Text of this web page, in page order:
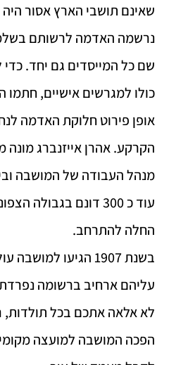
שאינם תושבי הארץ אסור
נרשמה האדמה לרשותם
שם כל המייסדים גם יחד.
כולו למגרשים אישיים,
הקרקע. אהרן אייזנברג מונה
עוד כ 300 דונם
החלה להתרחב.
בשנת 1907 הגיעו
עליהם ארחיב ברשומה